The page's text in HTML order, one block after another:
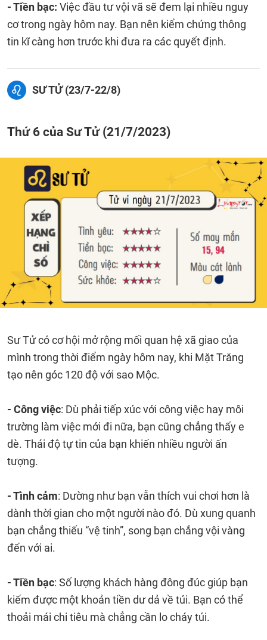
- Tiền bạc: Việc đầu tư vội vã sẽ đem lại nhiều nguy
cơ trong ngày hôm nay. Bạn nên kiểm chứng thông
tin kĩ càng hơn trước khi đưa ra các quyết định.
SƯ TỬ (23/7-22/8)
Thứ 6 của Sư Tử (21/7/2023)
Sư Tử có cơ hội mở rộng mối quan hệ xã giao của
mình trong thời điểm ngày hôm nay, khi Mặt Trăng
tạo nên góc 120 độ với sao Mộc.
- Công việc: Dù phải tiếp xúc với công việc hay môi
trường làm việc mới đi nữa, bạn cũng chẳng thấy e
dè. Thái độ tự tin của bạn khiến nhiều người ấn
tượng.
- Tình cảm: Dường như bạn vẫn thích vui chơi hơn là
dành thời gian cho một người nào đó. Dù xung quanh
bạn chẳng thiếu “vệ tinh”, song bạn chẳng vội vàng
đến với ai.
- Tiền bạc: Số lượng khách hàng đông đúc giúp bạn
kiếm được một khoản tiền dư dả về túi. Bạn có thể
thoải mái chi tiêu mà chẳng cần lo cháy túi.